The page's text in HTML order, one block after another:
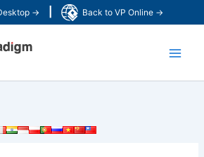
→ Back to VP Online →